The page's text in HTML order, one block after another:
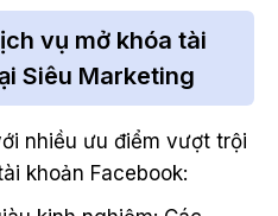
vụ mở khóa tài
Siêu Marketing
nhiều ưu điểm vượt trội
khoản Facebook: